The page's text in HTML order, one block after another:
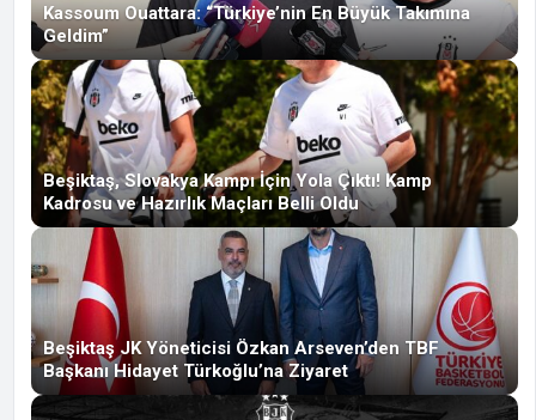
Kassoum Ouattara: “Türkiye’nin En Büyük Takımına
Geldim”
Beşiktaş, Slovakya Kampı İçin Yola Çıktı! Kamp
Kadrosu ve Hazırlık Maçları Belli Oldu
Beşiktaş JK Yöneticisi Özkan Arseven’den TBF
Başkanı Hidayet Türkoğlu’na Ziyaret